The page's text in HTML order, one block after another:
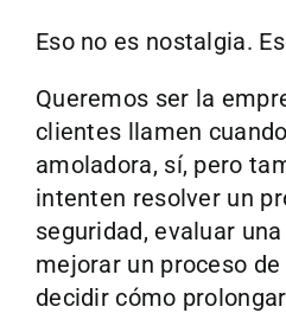
Eso no es nostalgia.
Queremos ser la
clientes llamen
amoladora, sí, pero
intenten resolver un
seguridad, evaluar
mejorar un proceso
decidir cómo